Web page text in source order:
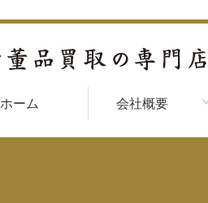
ホーム 会社概要